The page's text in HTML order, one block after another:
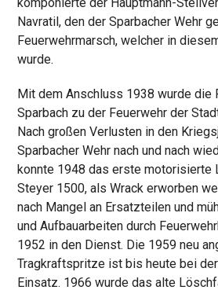
Navratil, den der Sparbacher Wehr
Feuerwehrmarsch, welcher in
wurde.
Mit dem Anschluss 1938 wurde die
Sparbach zu der Feuerwehr der
Nach großen Verlusten in den
Sparbacher Wehr nach und nach
konnte 1948 das erste motorisierte
Steyer 1500, als Wrack erworben
nach Mangel an Ersatzteilen und
und Aufbauarbeiten durch
1952 in den Dienst. Die 1959 neu
Tragkraftspritze ist bis heute bei
Einsatz. 1966 wurde das alte